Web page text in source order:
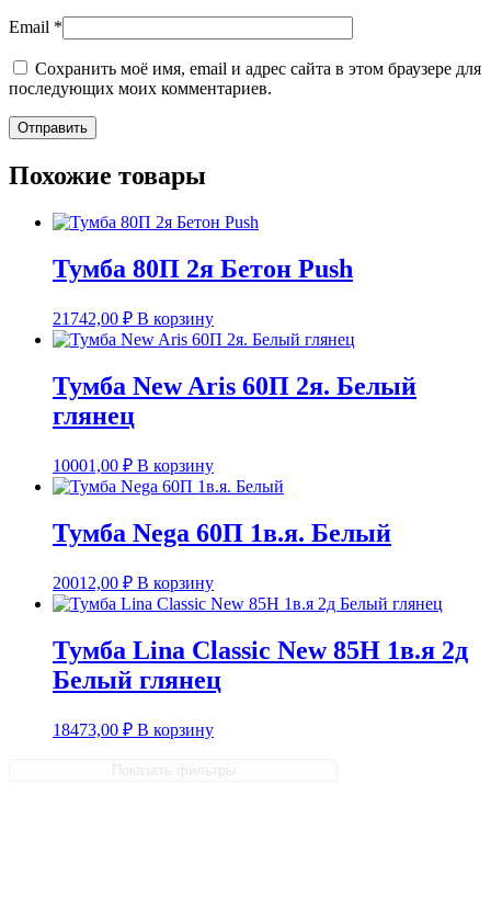
Email *
Сохранить моё имя, email и адрес сайта в этом браузере для
последующих моих комментариев.
Похожие товары
Тумба 80П 2я Бетон Push
21742,00 ₽ В корзину
Тумба New Aris 60П 2я. Белый
глянец
10001,00 ₽ В корзину
Тумба Nega 60П 1в.я. Белый
20012,00 ₽ В корзину
Тумба Lina Classic New 85Н 1в.я 2д
Белый глянец
18473,00 ₽ В корзину